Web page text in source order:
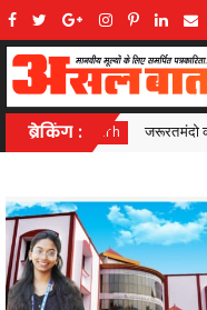
ब्रेकिंग :
का समाज कल्याण मॉडल,सामाजिक